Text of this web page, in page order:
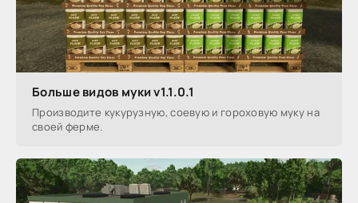
Больше видов муки v1.1.0.1
Производите кукурузную, соевую и гороховую муку на
своей ферме.